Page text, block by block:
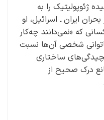
ژئوپولیتیک را به
ایران ـ اسرائیل، او
که «نمی‌دانند چه‌کار
شخصی آن‌ها نسبت
ساختاری
درک صحیح از